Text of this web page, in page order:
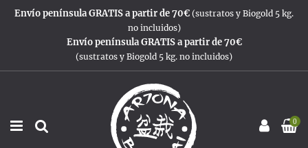
Envío península GRATIS a partir de 70€ (sustratos y Biogold 5 kg.
no incluidos)
Envío península GRATIS a partir de 70€
(sustratos y Biogold 5 kg. no incluidos)
0